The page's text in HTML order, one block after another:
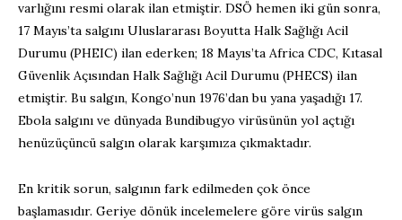
varlığını resmi olarak ilan etmiştir. DSÖ hemen iki gün sonra,
17 Mayıs’ta salgını Uluslararası Boyutta Halk Sağlığı Acil
Durumu (PHEIC) ilan ederken; 18 Mayıs’ta Africa CDC, Kıtasal
Güvenlik Açısından Halk Sağlığı Acil Durumu (PHECS) ilan
etmiştir. Bu salgın, Kongo’nun 1976’dan bu yana yaşadığı 17.
Ebola salgını ve dünyada Bundibugyo virüsünün yol açtığı
henüzüçüncü salgın olarak karşımıza çıkmaktadır.
En kritik sorun, salgının fark edilmeden çok önce
başlamasıdır. Geriye dönük incelemelere göre virüs salgın